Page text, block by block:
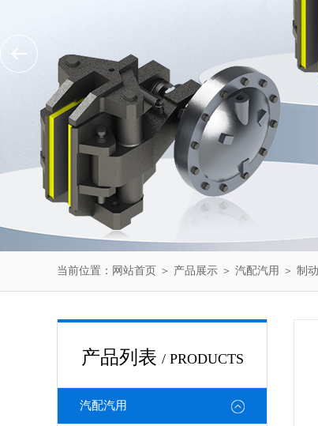
当前位置： 网站首页 ＞ 产品展示 ＞ 汽配汽用 ＞ 制
产品列表 / PRODUCTS
汽配汽用